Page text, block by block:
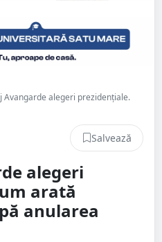
Avangarde alegeri prezidențiale.
Salvează
alegeri
arată
anularea